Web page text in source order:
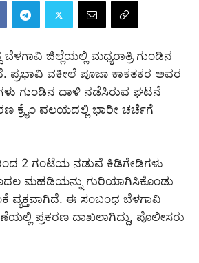
ಬೆಳಗಾವಿ ಜಿಲ್ಲೆಯಲ್ಲಿ ಮಧ್ಯರಾತ್ರಿ ಗುಂಡಿನ
ಪ್ರಭಾವಿ ವಕೀಲೆ ಪೂಜಾ ಕಾಕತಕರ ಅವರ
ಗುಂಡಿನ ದಾಳಿ ನಡೆಸಿರುವ ಘಟನೆ
ಕ್ರೈಂ ವಲಯದಲ್ಲಿ ಭಾರೀ ಚರ್ಚೆಗೆ
2 ಗಂಟೆಯ ನಡುವೆ ಕಿಡಿಗೇಡಿಗಳು
ಮಹಡಿಯನ್ನು ಗುರಿಯಾಗಿಸಿಕೊಂಡು
ವ್ಯಕ್ತವಾಗಿದೆ. ಈ ಸಂಬಂಧ ಬೆಳಗಾವಿ
ಪ್ರಕರಣ ದಾಖಲಾಗಿದ್ದು, ಪೊಲೀಸರು